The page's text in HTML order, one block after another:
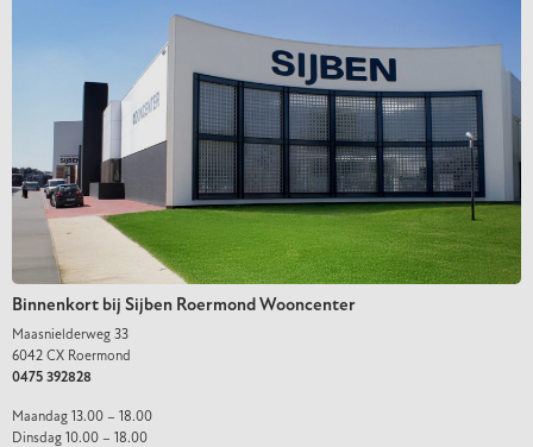
Binnenkort bij Sijben Roermond Wooncenter
Maasnielderweg 33
6042 CX Roermond
0475 392828
Maandag 13.00 – 18.00
Dinsdag 10.00 – 18.00